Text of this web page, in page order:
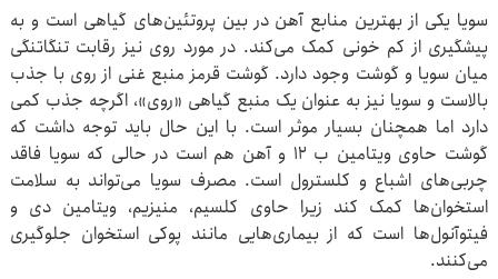
سویا یکی از بهترین منابع آهن در بین پروتئین‌های گیاهی است و به
پیشگیری از کم خونی کمک می‌کند. در مورد روی نیز رقابت تنگاتنگی
میان سویا و گوشت وجود دارد. گوشت قرمز منبع غنی از روی با جذب
بالاست و سویا نیز به عنوان یک منبع گیاهی «روی»، اگرچه جذب کمی
دارد اما همچنان بسیار موثر است. با این حال باید توجه داشت که
گوشت حاوی ویتامین ب ۱۲ و آهن هم است در حالی که سویا فاقد
چربی‌های اشباع و کلسترول است. مصرف سویا می‌تواند به سلامت
استخوان‌ها کمک کند زیرا حاوی کلسیم، منیزیم، ویتامین دی و
فیتوآنول‌ها است که از بیماری‌هایی مانند پوکی استخوان جلوگیری
می‌کنند.